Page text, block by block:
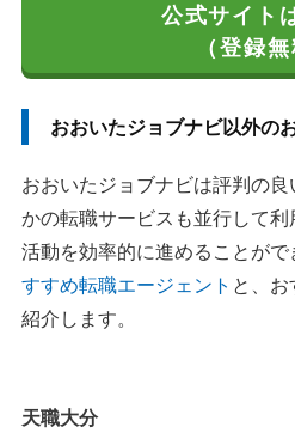
公式サイト
（登録無
おおいたジョブナビ以外の
おおいたジョブナビは評判の
かの転職サービスも並行して
活動を効率的に進めることがで
すすめ転職エージェント と、お
紹介します。
天職大分